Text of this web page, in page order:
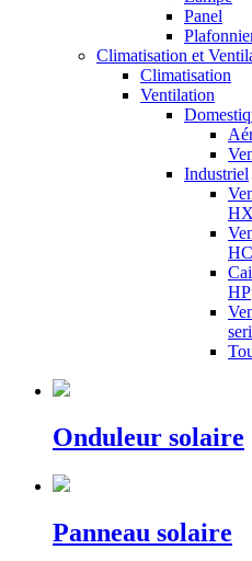
Panel
Climatisation et
Climatisation
Ventilation
Industriel
HP
Onduleur solaire
Panneau solaire